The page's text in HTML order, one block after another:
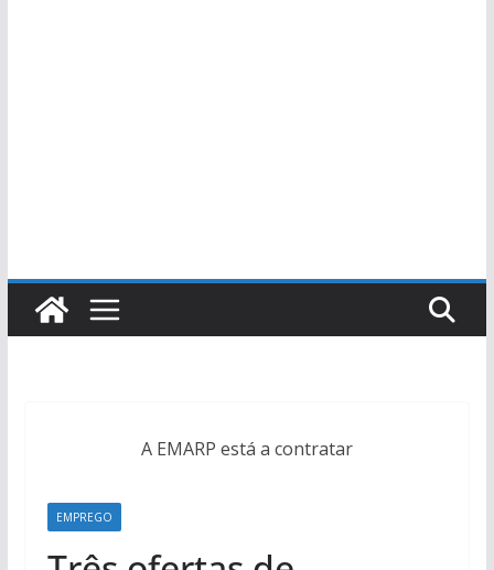
A EMARP está a contratar
EMPREGO